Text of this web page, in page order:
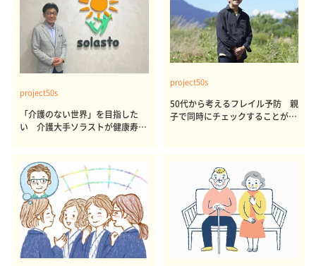
project50s
「介護のない世界」を目指した
い 介護大手ソラストが健康寿命
project50s
50代から考えるフレイル予防 親
子で同時にチェックすることが私